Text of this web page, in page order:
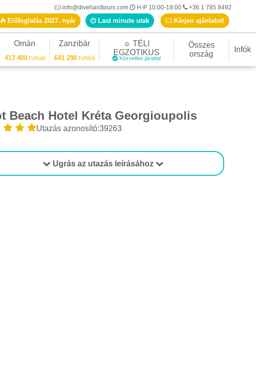
info@divehardtours.com H-P 10:00-18:00
+36 1 785 8492
Előfoglalás 2027. nyár Last minute utak Kérjen ajánlatot!
Omán
413 400Ft/főtől
Zanzibár
641 290Ft/főtől
☼ TÉLI
EGZOTIKUS
Közvetlen járattal
Összes
ország
Infók
Beach Hotel Kréta Georgioupolis
Utazás azonosító:39263
Ugrás az utazás leírásához